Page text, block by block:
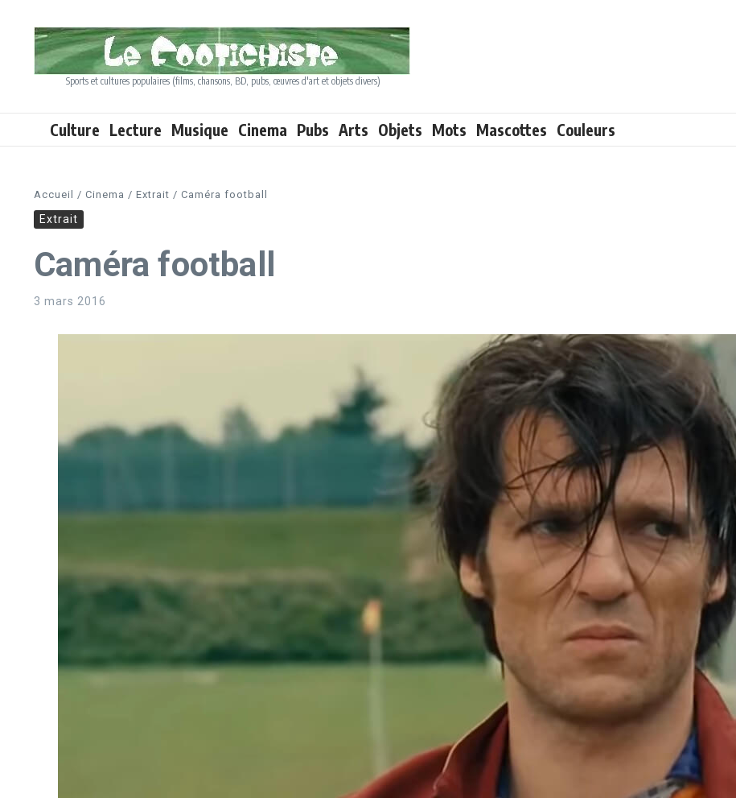
Sports et cultures populaires (films, chansons, BD, pubs, œuvres d'art et objets divers)
Culture Lecture Musique Cinema Pubs Arts Objets Mots Mascottes Couleurs
Accueil / Cinema / Extrait / Caméra football
Extrait
Caméra football
3 mars 2016